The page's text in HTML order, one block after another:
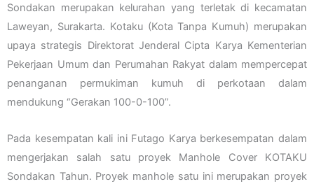
Sondakan merupakan kelurahan yang terletak di kecamatan
Laweyan, Surakarta. Kotaku (Kota Tanpa Kumuh) merupakan
upaya strategis Direktorat Jenderal Cipta Karya Kementerian
Pekerjaan Umum dan Perumahan Rakyat dalam mempercepat
penanganan permukiman kumuh di perkotaan dalam
mendukung “Gerakan 100-0-100”.
Pada kesempatan kali ini Futago Karya berkesempatan dalam
mengerjakan salah satu proyek Manhole Cover KOTAKU
Sondakan Tahun. Proyek manhole satu ini merupakan proyek